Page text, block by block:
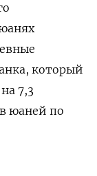
который
7,3
юаней по